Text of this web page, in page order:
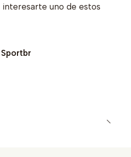
interesarte uno de estos
Sportbr